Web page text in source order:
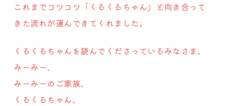
これまでコツコツ「くるくるちゃん」と向き合って
きた流れが運んできてくれました。
くるくるちゃんを読んでくださっているみなさま、
みーみー、
みーみーのご家族、
くるくるちゃん、